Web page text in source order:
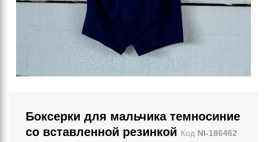
Боксерки для мальчика темносиние
со вставленной резинкой Код NI-186462